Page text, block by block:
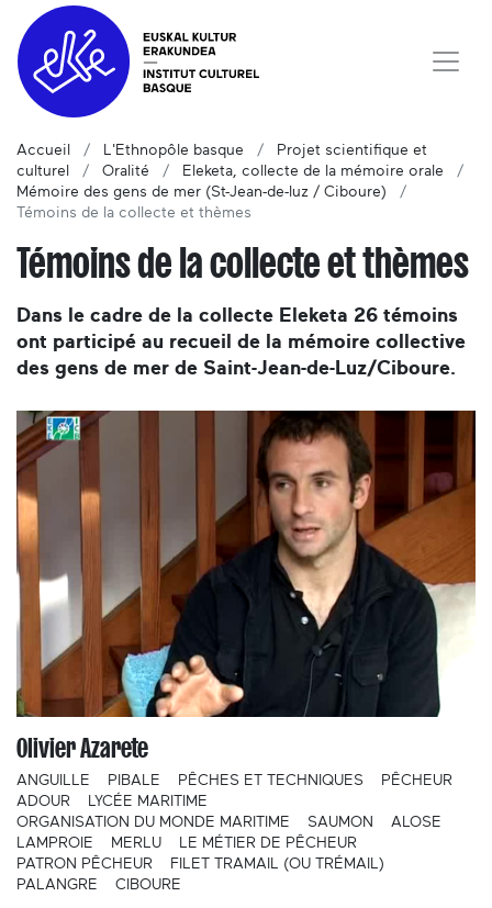
Accueil L'Ethnopôle basque
Projet scientifique et
culturel
Oralité
Eleketa, collecte de la mémoire orale
Mémoire des gens de mer (St-Jean-de-luz / Ciboure)
Témoins de la collecte et thèmes
Témoins de la collecte et thèmes
Dans le cadre de la collecte Eleketa 26 témoins
ont participé au recueil de la mémoire collective
des gens de mer de Saint-Jean-de-Luz/Ciboure.
Olivier Azarete
ANGUILLE PIBALE PÊCHES ET TECHNIQUES
PÊCHEUR
ADOUR
LYCÉE MARITIME
ORGANISATION DU MONDE MARITIME
SAUMON
ALOSE
LAMPROIE
MERLU
LE MÉTIER DE PÊCHEUR
PATRON PÊCHEUR
FILET TRAMAIL (OU TRÉMAIL)
PALANGRE
CIBOURE